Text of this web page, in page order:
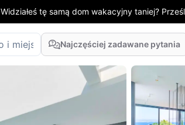
Widziałeś tę samą dom wakacyjny taniej?
Najczęściej zadawane pytania